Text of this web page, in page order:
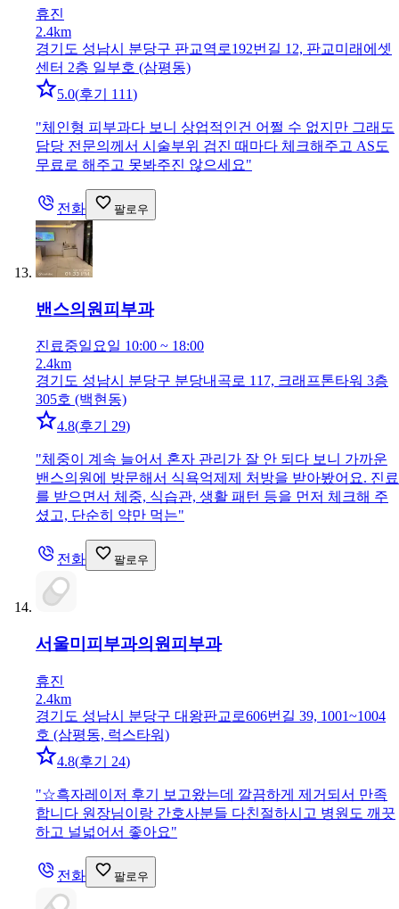
휴진
2.4km
경기도 성남시 분당구 판교역로192번길 12, 판교미래에셋
센터 2층 일부호 (삼평동)
5.0(후기 111)
"체인형 피부과다 보니 상업적인건 어쩔 수 없지만 그래도
담당 전문의께서 시술부위 검진 때마다 체크해주고 AS도
무료로 해주고 못봐주진 않으세요"
전화 팔로우
밴스의원 피부과
진료중일요일 10:00 ~ 18:00
2.4km
경기도 성남시 분당구 분당내곡로 117, 크래프톤타워 3층
305호 (백현동)
4.8(후기 29)
"체중이 계속 늘어서 혼자 관리가 잘 안 되다 보니 가까운
밴스의원에 방문해서 식욕억제제 처방을 받아봤어요. 진료
를 받으면서 체중, 식습관, 생활 패턴 등을 먼저 체크해 주
셨고, 단순히 약만 먹는"
전화 팔로우
서울미피부과의원 피부과
휴진
2.4km
경기도 성남시 분당구 대왕판교로606번길 39, 1001~1004
호 (삼평동, 럭스타워)
4.8(후기 24)
"☆흑자레이저 후기 보고왔는데 깔끔하게 제거되서 만족
합니다 원장님이랑 간호사분들 다친절하시고 병원도 깨끗
하고 널넓어서 좋아요"
전화 팔로우